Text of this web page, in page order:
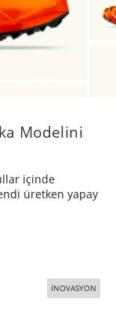
Modelini
içinde
üretken yapay
İNOVASYON